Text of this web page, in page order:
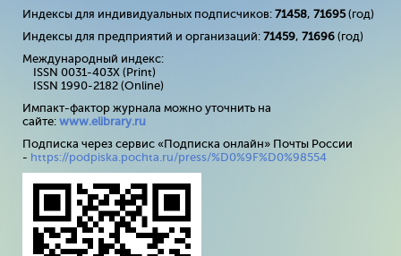
Индексы для индивидуальных подписчиков: 71458, 71695(год)
Индексы для предприятий и организаций: 71459, 71696 (год)
Международный индекс:
ISSN 0031-403X (Print)
ISSN 1990-2182 (Online)
Импакт-фактор журнала можно уточнить на
сайте: www.elibrary.ru
Подписка через сервис «Подписка онлайн» Почты России
- https://podpiska.pochta.ru/press/%D0%9F%D0%98554